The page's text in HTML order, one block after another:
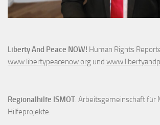
Liberty And Peace NOW! Human Rights
www.libertypeacenow.org und
Regionalhilfe ISMOT. Arbeitsgemeinschaft für
Hilfeprojekte.